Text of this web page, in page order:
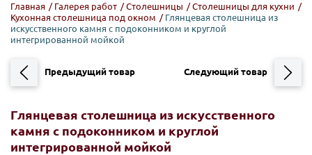
Главная / Галерея работ /Столешницы /Столешницы для кухни /
Кухонная столешница под окном / Глянцевая столешница из
искусственного камня с подоконником и круглой
интегрированной мойкой
Глянцевая столешница из искусственного
камня с подоконником и круглой
интегрированной мойкой